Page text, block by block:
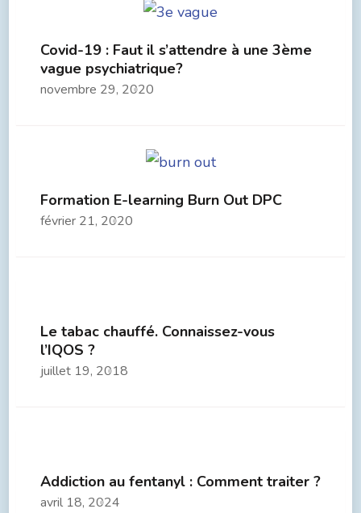
Covid-19 : Faut il s’attendre à une 3ème
vague psychiatrique?
novembre 29, 2020
Formation E-learning Burn Out DPC
février 21, 2020
Le tabac chauffé. Connaissez-vous
l’IQOS ?
juillet 19, 2018
Addiction au fentanyl : Comment traiter ?
avril 18, 2024